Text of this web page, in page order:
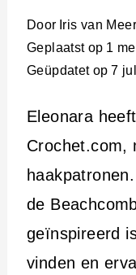
Door Iris van
Geplaatst op 1
Geüpdatet op 7
Eleonara
Crochet.com,
de
geïnspireerd
vinden en